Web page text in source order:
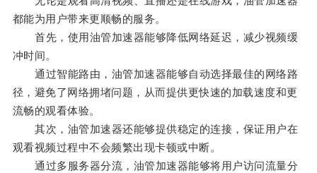
都能为用户带来更顺畅的服务。
首先，使用油管加速器能够降低网络延迟，减少视频缓
冲时间。
通过智能路由，油管加速器能够自动选择最佳的网络路
径，避免了网络拥堵问题，从而提供更快速的加载速度和更
流畅的观看体验。
其次，油管加速器还能够提供稳定的连接，保证用户在
观看视频过程中不会频繁出现卡顿或中断。
通过多服务器分流，油管加速器能够将用户访问流量分